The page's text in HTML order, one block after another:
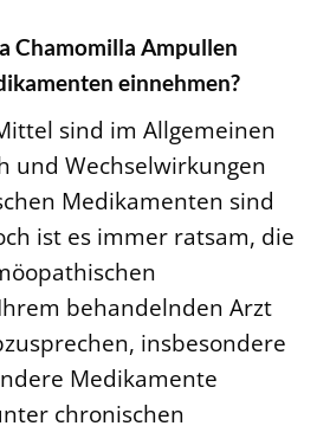
Chamomilla Ampullen
einnehmen?
sind im Allgemeinen
und Wechselwirkungen
Medikamenten sind
ist es immer ratsam, die
behandelnden Arzt
insbesondere
Medikamente
chronischen